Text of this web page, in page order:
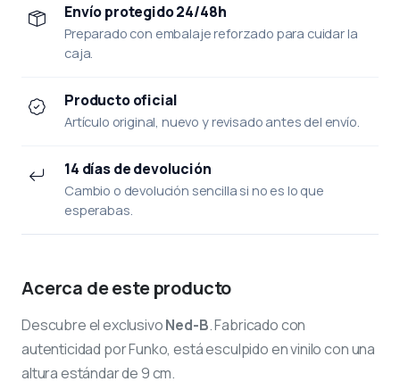
Envío protegido 24/48h
Preparado con embalaje reforzado para cuidar la
caja.
Producto oficial
Artículo original, nuevo y revisado antes del envío.
14 días de devolución
Cambio o devolución sencilla si no es lo que
esperabas.
Acerca de este producto
Descubre el exclusivoNed-B. Fabricado con
autenticidad por Funko, está esculpido en vinilo con una
altura estándar de 9 cm.